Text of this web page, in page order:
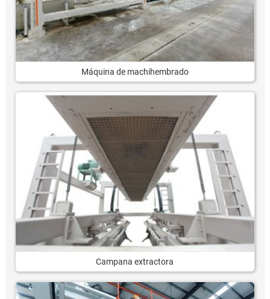
Máquina de machihembrado
Campana extractora